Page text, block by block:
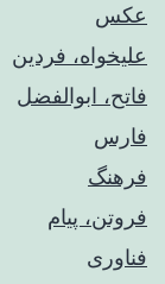
عکس
علیخواه، فردین
فاتح، ابوالفضل
فارس
فرهنگ
فروتن، پیام
فناوری